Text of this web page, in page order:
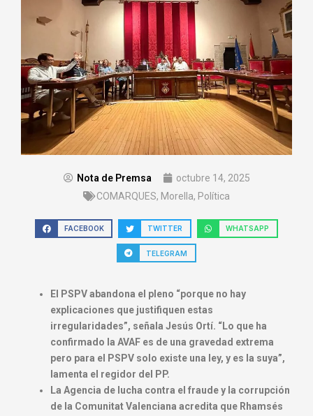
Nota de Premsa
octubre 14, 2025
COMARQUES, Morella, Política
FACEBOOK TWITTER WHATSAPP
TELEGRAM
El PSPV abandona el pleno “porque no hay
explicaciones que justifiquen estas
irregularidades”, señala Jesús Ortí. “Lo que ha
confirmado la AVAF es de una gravedad extrema
pero para el PSPV solo existe una ley, y es la suya”,
lamenta el regidor del PP.
La Agencia de lucha contra el fraude y la corrupción
de la Comunitat Valenciana acredita que Rhamsés